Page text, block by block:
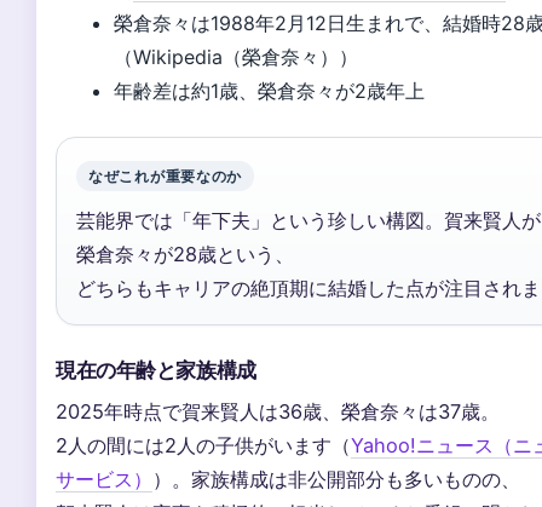
榮倉奈々は1988年2月12日生まれで、結婚時28
（Wikipedia（榮倉奈々））
年齢差は約1歳、榮倉奈々が2歳年上
なぜこれが重要なのか
芸能界では「年下夫」という珍しい構図。賀来賢人
榮倉奈々が28歳という、
どちらもキャリアの絶頂期に結婚した点が注目され
現在の年齢と家族構成
2025年時点で賀来賢人は36歳、榮倉奈々は37歳。
2人の間には2人の子供がいます（Yahoo!ニュース（ニ
サービス） ）。家族構成は非公開部分も多いものの、